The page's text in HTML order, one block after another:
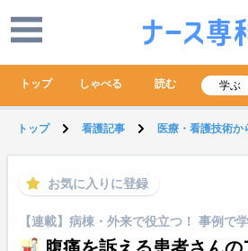
トップ しゃべる 読む 学ぶ
トップ 看護記事 医療・看護技術か
お気に入りに登録
【連載】病棟・外来で役立つ！ 事例で